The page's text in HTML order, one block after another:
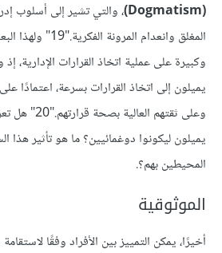
(Dogmatism)
، والتي تشير إلى أسلوب
المغلق وانعدام
وكبيرة على عملية اتخاذ القرارات الإدارية،
يميلون إلى اتخاذ القرارات بسرعة،
وعلى ثقتهم
يميلون ليكونوا دوغمائيين؟ ما هو تأثير
المحيطين بهم؟.
الموثوقية
أخيرًا، يمكن التمييز بين الأفراد وفقًا